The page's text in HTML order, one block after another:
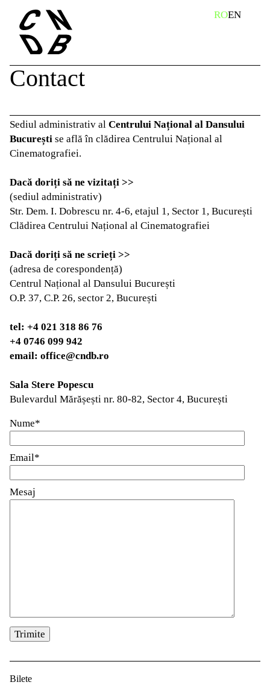
content
caută ROEN
Contact
Sediul administrativ al Centrului Național al Dansului
București se află în clădirea Centrului Național al
Cinematografiei.
Dacă doriți să ne vizitați >>
(sediul administrativ)
Str. Dem. I. Dobrescu nr. 4-6, etajul 1, Sector 1, București
Clădirea Centrului Național al Cinematografiei
Dacă doriți să ne scrieți >>
(adresa de corespondență)
Centrul Național al Dansului București
O.P. 37, C.P. 26, sector 2, București
tel: +4 021 318 86 76
+4 0746 099 942
email: office@cndb.ro
Sala Stere Popescu
Bulevardul Mărășești nr. 80-82, Sector 4, București
Nume*
Email*
Mesaj
Please leave this field empty.
Bilete